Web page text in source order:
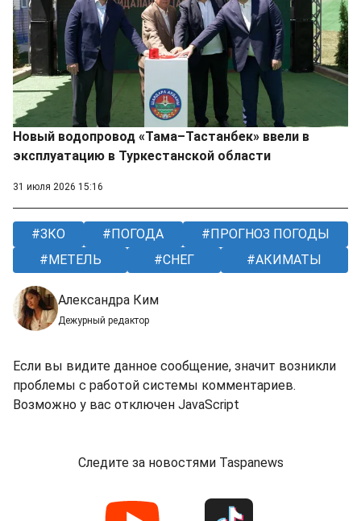
Новый водопровод «Тама–Тастанбек» ввели в
эксплуатацию в Туркестанской области
31 июля 2026 15:16
ЗКО ПОГОДА
ПРОГНОЗ ПОГОДЫ
МЕТЕЛЬ
СНЕГ АКИМАТЫ
Александра Ким
Дежурный редактор
Если вы видите данное сообщение, значит возникли
проблемы с работой системы комментариев.
Возможно у вас отключен JavaScript
Следите за новостями Taspanews